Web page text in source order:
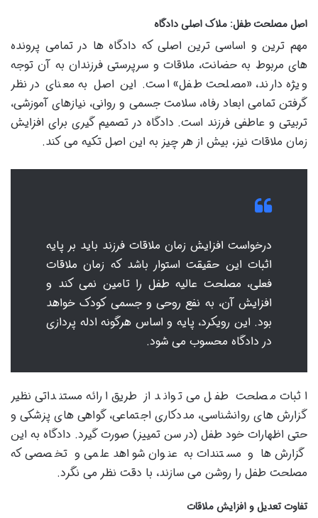
اصل مصلحت طفل: ملاک اصلی دادگاه
مهم ترین و اساسی ترین اصلی که دادگاه ها در تمامی پرونده
های مربوط به حضانت، ملاقات و سرپرستی فرزندان به آن توجه
ویژه دارند، «مصلحت طفل» است. این اصل به معنای در نظر
گرفتن تمامی ابعاد رفاه، سلامت جسمی و روانی، نیازهای آموزشی،
تربیتی و عاطفی فرزند است. دادگاه در تصمیم گیری برای افزایش
زمان ملاقات نیز، بیش از هر چیز به این اصل تکیه می کند.
درخواست افزایش زمان ملاقات فرزند باید بر پایه
اثبات این حقیقت استوار باشد که زمان ملاقات
فعلی، مصلحت عالیه طفل را تامین نمی کند و
افزایش آن، به نفع روحی و جسمی کودک خواهد
بود. این رویکرد، پایه و اساس هرگونه ادله پردازی
در دادگاه محسوب می شود.
اثبات مصلحت طفل می تواند از طریق ارائه مستنداتی نظیر
گزارش های روانشناسی، مددکاری اجتماعی، گواهی های پزشکی و
حتی اظهارات خود طفل (در سن تمییز) صورت گیرد. دادگاه به این
گزارش ها و مستندات به عنوان شواهد علمی و تخصصی که
مصلحت طفل را روشن می سازند، با دقت نظر می نگرد.
تفاوت تعدیل و افزایش ملاقات